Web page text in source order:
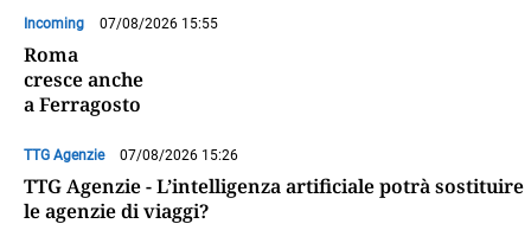
Incoming 07/08/2026 15:55
Roma
cresce anche
a Ferragosto
TTG Agenzie 07/08/2026 15:26
TTG Agenzie - L’intelligenza artificiale potrà sostituire
le agenzie di viaggi?